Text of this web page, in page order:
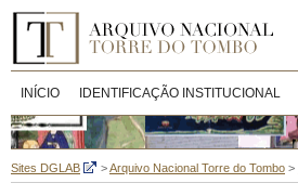
INÍCIO IDENTIFICAÇÃO INSTITUCIONAL
Sites DGLAB >Arquivo Nacional Torre do Tombo >